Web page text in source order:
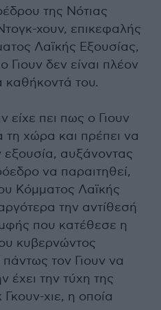
της Νότιας
χουν, επικεφαλής
Λαϊκής Εξουσίας,
δεν είναι πλέον
καθήκοντά του.
πει πως ο Γιουν
τη χώρα και πρέπει να
αυξάνοντας
να παραιτηθεί,
Κόμματος Λαϊκής
την αντίθεσή
που κατέθεσε η
κυβερνώντος
τον Γιουν να
έχει την τύχη της
χιε, η οποία